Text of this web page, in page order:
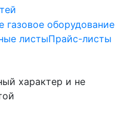
листыПрайс-листы
характер и не